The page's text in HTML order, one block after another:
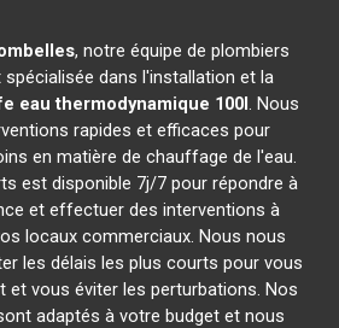
, notre équipe de plombiers
dans l'installation et la
eau thermodynamique 100l. Nous
rapides et efficaces pour
en matière de chauffage de l'eau.
est disponible 7j/7 pour répondre à
et effectuer des interventions à
locaux commerciaux. Nous nous
les délais les plus courts pour vous
et vous éviter les perturbations. Nos
adaptés à votre budget et nous